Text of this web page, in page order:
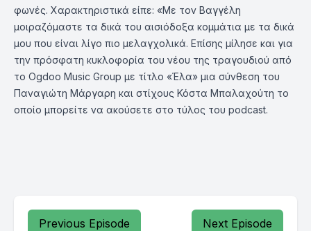
φωνές. Χαρακτηριστικά είπε: «Με τον Βαγγέλη
μοιραζόμαστε τα δικά του αισιόδοξα κομμάτια με τα δικά
μου που είναι λίγο πιο μελαγχολικά. Επίσης μίλησε και για
την πρόσφατη κυκλοφορία του νέου της τραγουδιού από
το Ogdoo Music Group με τίτλο «Έλα» μια σύνθεση του
Παναγιώτη Μάργαρη και στίχους Κόστα Μπαλαχούτη το
οποίο μπορείτε να ακούσετε στο τύλος του podcast.
Previous Episode Next Episode